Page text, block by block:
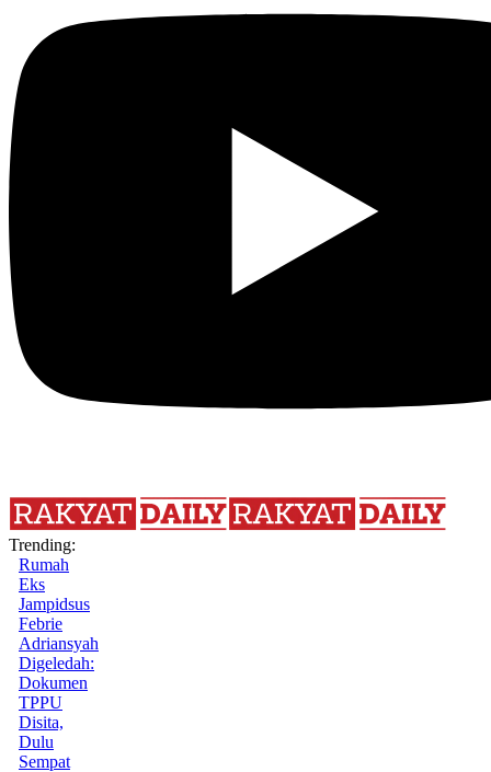
Trending:
Rumah
Eks
Jampidsus
Febrie
Adriansyah
Digeledah:
Dokumen
TPPU
Disita,
Dulu
Sempat